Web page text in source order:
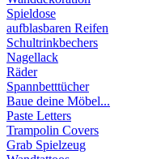
Spieldose
aufblasbaren Reifen
Schultrinkbechers
Nagellack
Räder
Spannbetttücher
Baue deine Möbel...
Paste Letters
Trampolin Covers
Grab Spielzeug